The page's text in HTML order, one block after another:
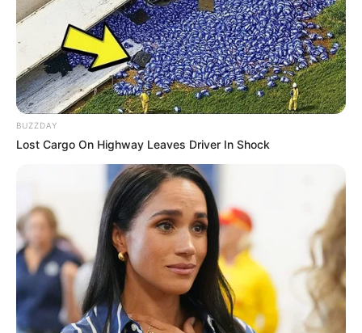
BUZZDAY
Lost Cargo On Highway Leaves Driver In Shock